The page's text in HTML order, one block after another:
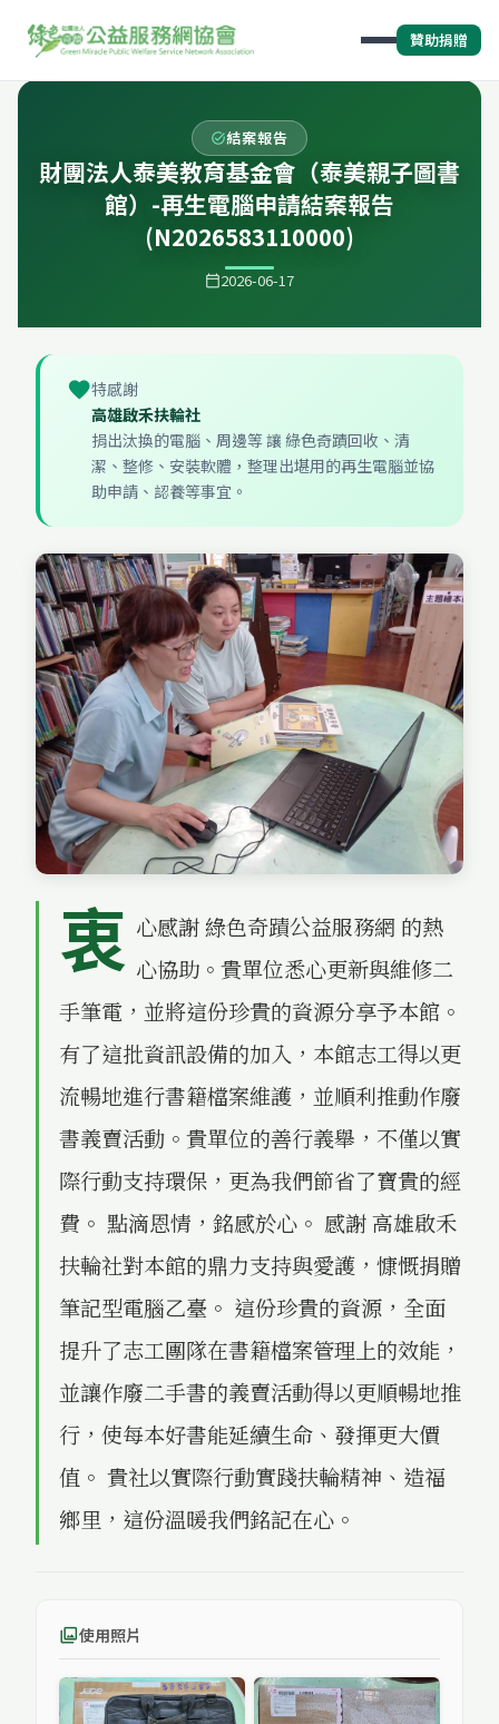
贊助捐贈
task_alt結案報告
財團法人泰美教育基金會（泰美親子圖書
館）-再生電腦申請結案報告
(N2026583110000)
calendar_today2026-06-17
favorite特感謝
高雄啟禾扶輪社
捐出汰換的電腦、周邊等 讓 綠色奇蹟回收、清
潔、整修、安裝軟體，整理出堪用的再生電腦並協
助申請、認養等事宜。
衷 心感謝 綠色奇蹟公益服務網 的熱
心協助。貴單位悉心更新與維修二
手筆電，並將這份珍貴的資源分享予本館。
有了這批資訊設備的加入，本館志工得以更
流暢地進行書籍檔案維護，並順利推動作廢
書義賣活動。貴單位的善行義舉，不僅以實
際行動支持環保，更為我們節省了寶貴的經
費。 點滴恩情，銘感於心。 感謝 高雄啟禾
扶輪社對本館的鼎力支持與愛護，慷慨捐贈
筆記型電腦乙臺。 這份珍貴的資源，全面
提升了志工團隊在書籍檔案管理上的效能，
並讓作廢二手書的義賣活動得以更順暢地推
行，使每本好書能延續生命、發揮更大價
值。 貴社以實際行動實踐扶輪精神、造福
鄉里，這份溫暖我們銘記在心。
photo_library使用照片